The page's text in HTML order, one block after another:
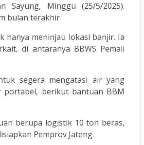
Sayung, Minggu (25/5/2025).
bulan terakhir
hanya meninjau lokasi banjir. Ia
di antaranya BBWS Pemali
segera mengatasi air yang
portabel, berikut bantuan BBM
berupa logistik 10 ton beras,
Pemprov Jateng.